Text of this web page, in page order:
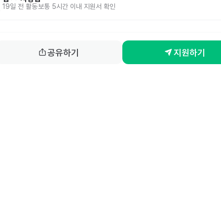
19일 전 활동보통 5시간 이내 지원서 확인
공유하기 지원하기